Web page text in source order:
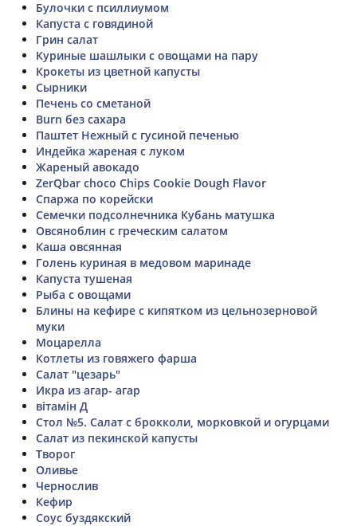
Булочки с псиллиумом
Капуста с говядиной
Грин салат
Куриные шашлыки с овощами на пару
Крокеты из цветной капусты
Сырники
Печень со сметаной
Burn без сахара
Паштет Нежный с гусиной печенью
Индейка жареная с луком
Жареный авокадо
ZerQbar choco Chips Cookie Dough Flavor
Спаржа по корейски
Семечки подсолнечника Кубань матушка
Овсяноблин с греческим салатом
Каша овсянная
Голень куриная в медовом маринаде
Капуста тушеная
Рыба с овощами
Блины на кефире с кипятком из цельнозерновой
муки
Моцарелла
Котлеты из говяжего фарша
Салат "цезарь"
Икра из агар- агар
вітамін Д
Стол №5. Салат с брокколи, морковкой и огурцами
Салат из пекинской капусты
Творог
Оливье
Чернослив
Кефир
Соус буздякский